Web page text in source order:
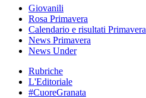
Giovanili
Rosa Primavera
Calendario e risultati Primavera
News Primavera
News Under
Rubriche
L'Editoriale
#CuoreGranata